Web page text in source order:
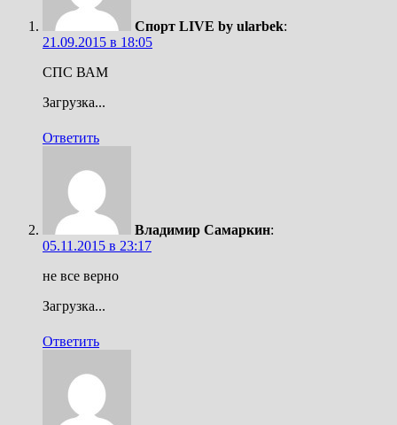
Спорт LIVE by ularbek:
21.09.2015 в 18:05
СПС ВАМ
Загрузка...
Ответить
Владимир Самаркин:
05.11.2015 в 23:17
не все верно
Загрузка...
Ответить